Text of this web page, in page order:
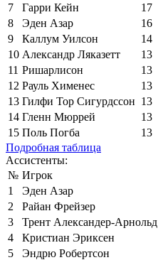
7
Гарри Кейн
17
8
Эден Азар
16
9
Каллум Уилсон
14
10 Александр Ляказетт
13
11 Ришарлисон
13
12 Рауль Хименес
13
13 Гилфи Тор Сигурдссон 13
14 Гленн Мюррей
13
15 Поль Погба
13
Подробная таблица
Ассистенты:
№ Игрок
1
Эден Азар
2
Райан Фрейзер
3
Трент Александер-Арнольд
4
Кристиан Эриксен
5
Эндрю Робертсон